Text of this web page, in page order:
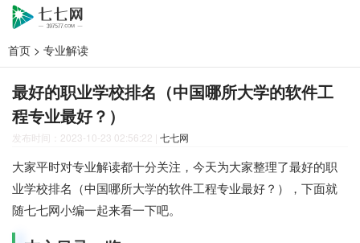
首页 > 专业解读
最好的职业学校排名（中国哪所大学的软件工
程专业最好？）
发布时间：2023-10-23 02:56:22 | 七七网
大家平时对专业解读都十分关注，今天为大家整理了最好的职
业学校排名（中国哪所大学的软件工程专业最好？），下面就
随七七网小编一起来看一下吧。